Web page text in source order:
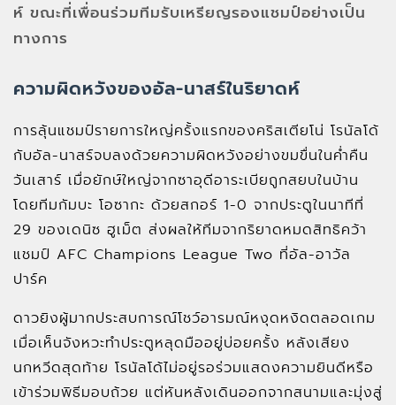
ห์ ขณะที่เพื่อนร่วมทีมรับเหรียญรองแชมป์อย่างเป็น
ทางการ
ความผิดหวังของอัล-นาสร์ในริยาดห์
การลุ้นแชมป์รายการใหญ่ครั้งแรกของคริสเตียโน่ โรนัลโด้
กับอัล-นาสร์จบลงด้วยความผิดหวังอย่างขมขื่นในค่ำคืน
วันเสาร์ เมื่อยักษ์ใหญ่จากซาอุดีอาระเบียถูกสยบในบ้าน
โดยทีมกัมบะ โอซากะ ด้วยสกอร์ 1-0 จากประตูในนาทีที่
29 ของเดนิซ ฮูเม็ต ส่งผลให้ทีมจากริยาดหมดสิทธิคว้า
แชมป์ AFC Champions League Two ที่อัล-อาวัล
ปาร์ค
ดาวยิงผู้มากประสบการณ์โชว์อารมณ์หงุดหงิดตลอดเกม
เมื่อเห็นจังหวะทำประตูหลุดมืออยู่บ่อยครั้ง หลังเสียง
นกหวีดสุดท้าย โรนัลโด้ไม่อยู่รอร่วมแสดงความยินดีหรือ
เข้าร่วมพิธีมอบถ้วย แต่หันหลังเดินออกจากสนามและมุ่งสู่